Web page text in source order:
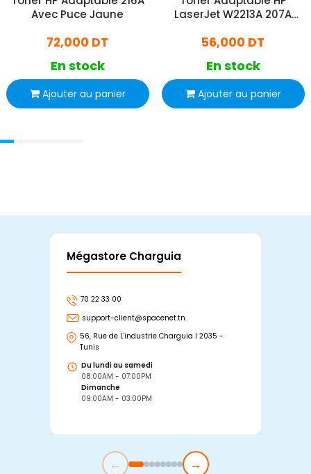
Avec Puce Jaune
72,000 DT
En stock
Ajouter au panier
LaserJet W2213A 207A
56,000 DT
En stock
Ajouter au panier
Mégastore Charguia
70 22 33 00
support-client@spacenet.tn
56, Rue de L'industrie Charguia I 2035 -
Tunis
Du lundi au samedi
08:00AM - 07:00PM
Dimanche
09:00AM - 03:00PM
← →